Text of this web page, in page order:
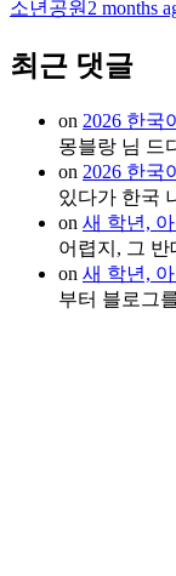
소년공원 2 months
최근 댓글
on 2026 한국
몽블랑 님 드
on 2026 한국
있다가 한국
on 새 학년,
어렵지, 그 반
on 새 학년,
부터 블로그